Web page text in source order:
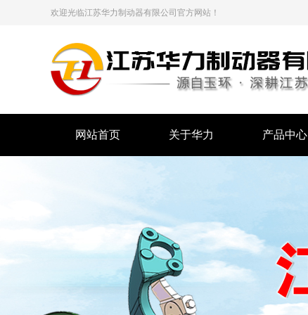
欢迎光临江苏华力制动器有限公司官方网站！
网站首页 关于华力 产品中心